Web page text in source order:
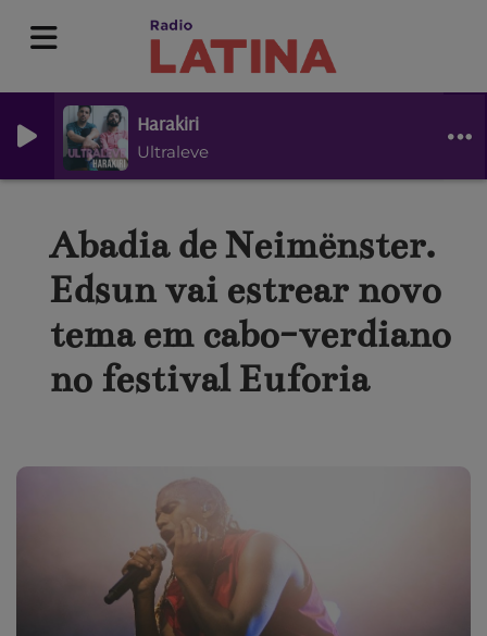
Harakiri
Ultraleve
Abadia de Neimënster.
Edsun vai estrear novo
tema em cabo-verdiano
no festival Euforia